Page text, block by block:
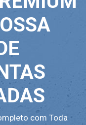
com Toda